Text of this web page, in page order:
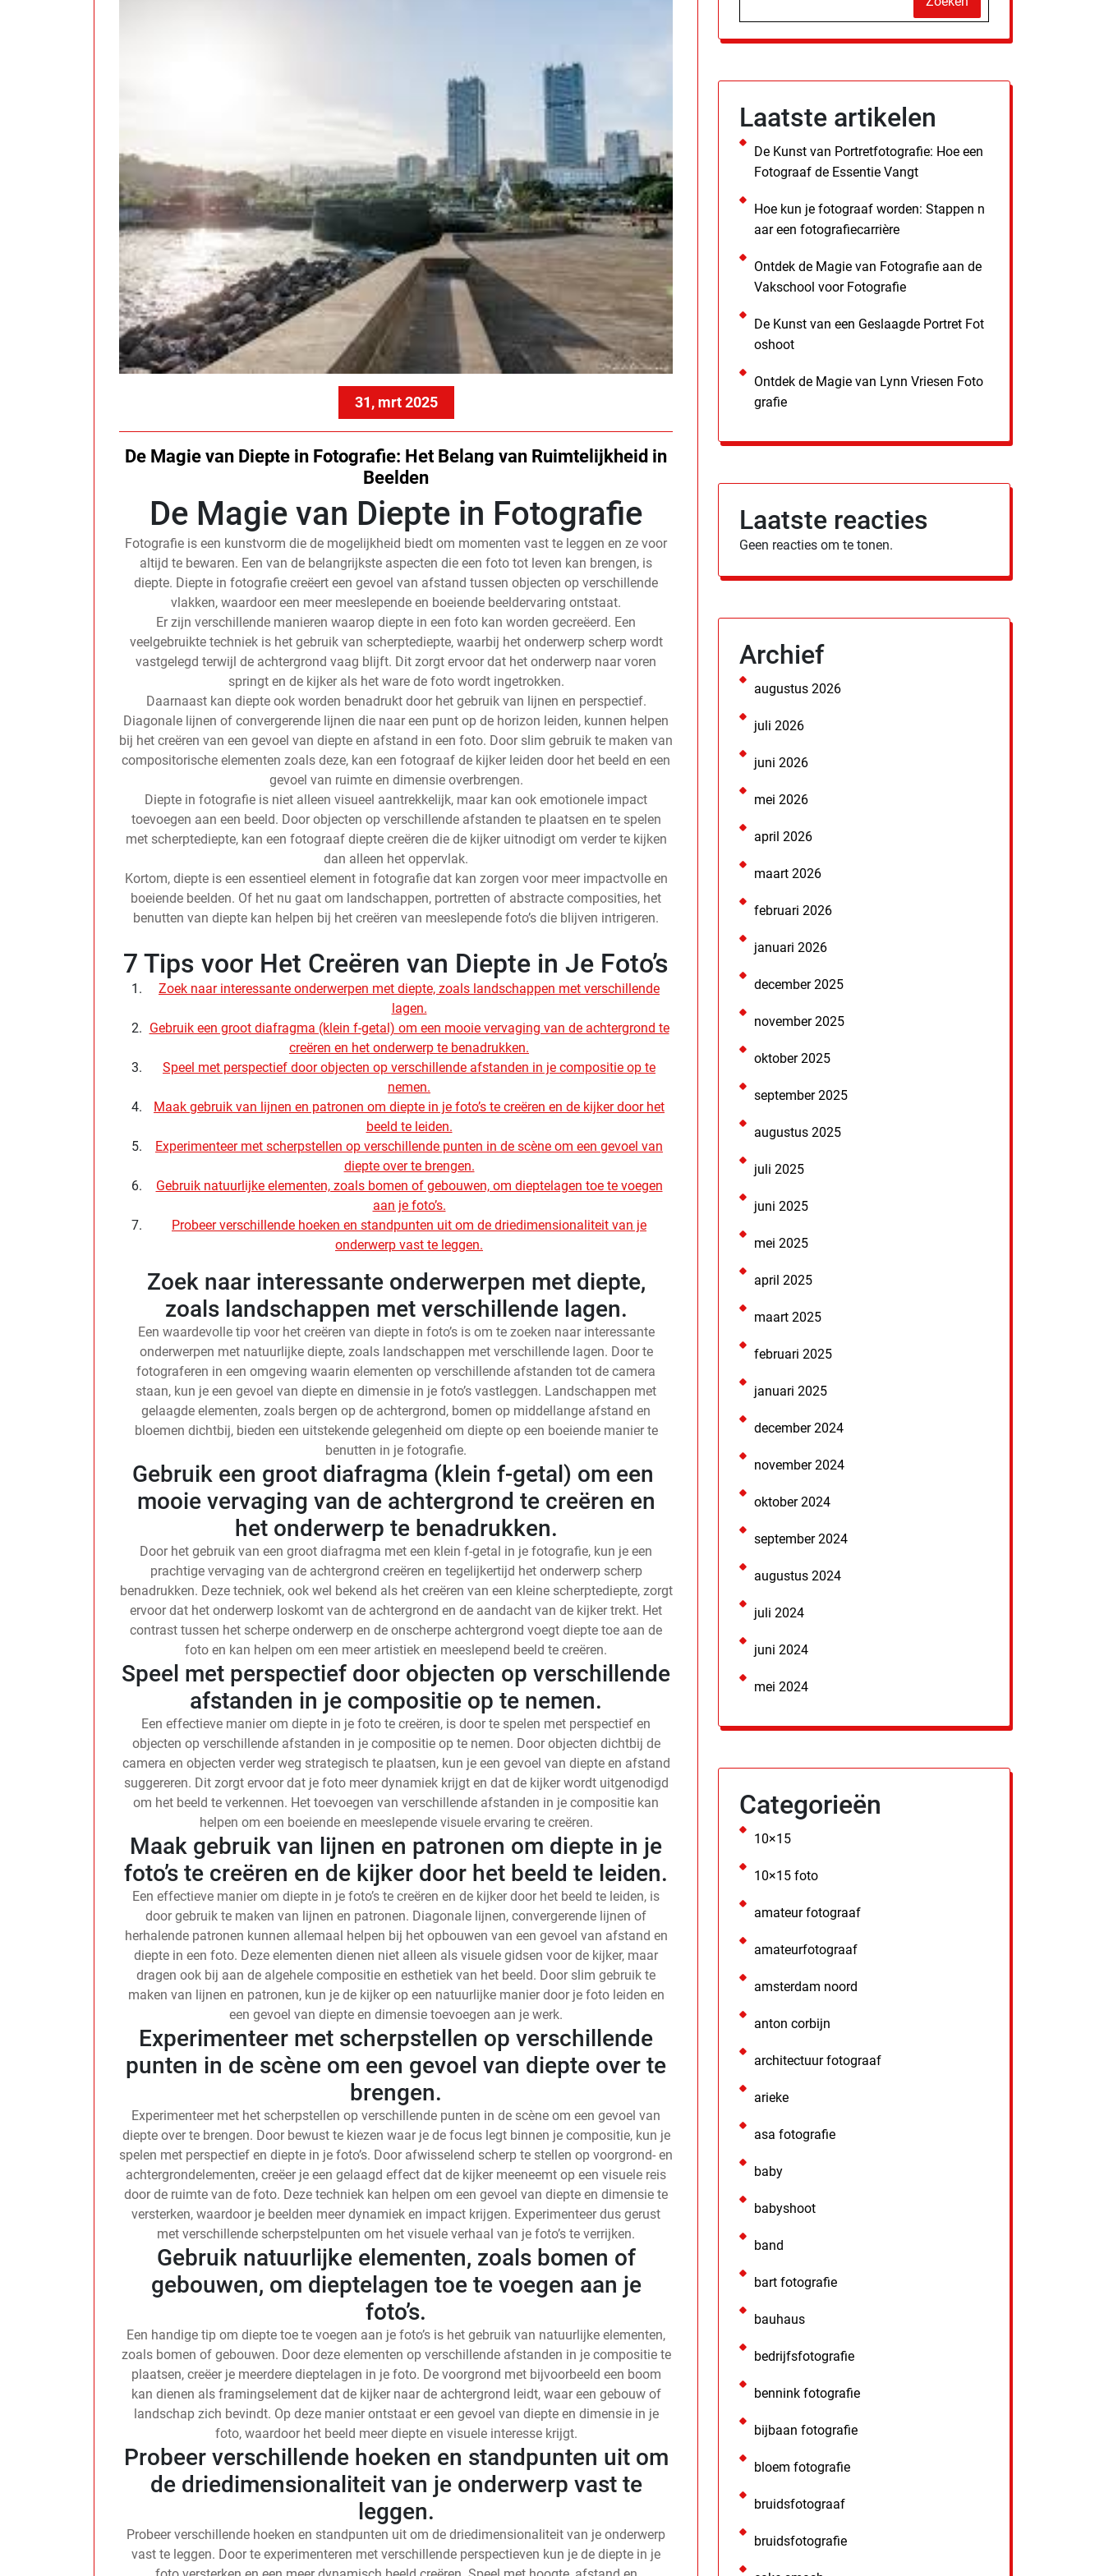
31, mrt 2025
De Magie van Diepte in Fotografie: Het Belang van Ruimtelijkheid in
Beelden
De Magie van Diepte in Fotografie
Fotografie is een kunstvorm die de mogelijkheid biedt om momenten vast te leggen en ze voor
altijd te bewaren. Een van de belangrijkste aspecten die een foto tot leven kan brengen, is
diepte. Diepte in fotografie creëert een gevoel van afstand tussen objecten op verschillende
vlakken, waardoor een meer meeslepende en boeiende beeldervaring ontstaat.
Er zijn verschillende manieren waarop diepte in een foto kan worden gecreëerd. Een
veelgebruikte techniek is het gebruik van scherptediepte, waarbij het onderwerp scherp wordt
vastgelegd terwijl de achtergrond vaag blijft. Dit zorgt ervoor dat het onderwerp naar voren
springt en de kijker als het ware de foto wordt ingetrokken.
Daarnaast kan diepte ook worden benadrukt door het gebruik van lijnen en perspectief.
Diagonale lijnen of convergerende lijnen die naar een punt op de horizon leiden, kunnen helpen
bij het creëren van een gevoel van diepte en afstand in een foto. Door slim gebruik te maken van
compositorische elementen zoals deze, kan een fotograaf de kijker leiden door het beeld en een
gevoel van ruimte en dimensie overbrengen.
Diepte in fotografie is niet alleen visueel aantrekkelijk, maar kan ook emotionele impact
toevoegen aan een beeld. Door objecten op verschillende afstanden te plaatsen en te spelen
met scherptediepte, kan een fotograaf diepte creëren die de kijker uitnodigt om verder te kijken
dan alleen het oppervlak.
Kortom, diepte is een essentieel element in fotografie dat kan zorgen voor meer impactvolle en
boeiende beelden. Of het nu gaat om landschappen, portretten of abstracte composities, het
benutten van diepte kan helpen bij het creëren van meeslepende foto’s die blijven intrigeren.
7 Tips voor Het Creëren van Diepte in Je Foto’s
Zoek naar interessante onderwerpen met diepte, zoals landschappen met verschillende
lagen.
Gebruik een groot diafragma (klein f-getal) om een ​​mooie vervaging van de achtergrond te
creëren en het onderwerp te benadrukken.
Speel met perspectief door objecten op verschillende afstanden in je compositie op te
nemen.
Maak gebruik van lijnen en patronen om diepte in je foto’s te creëren en de kijker door het
beeld te leiden.
Experimenteer met scherpstellen op verschillende punten in de scène om een gevoel van
diepte over te brengen.
Gebruik natuurlijke elementen, zoals bomen of gebouwen, om dieptelagen toe te voegen
aan je foto’s.
Probeer verschillende hoeken en standpunten uit om de driedimensionaliteit van je
onderwerp vast te leggen.
Zoek naar interessante onderwerpen met diepte,
zoals landschappen met verschillende lagen.
Een waardevolle tip voor het creëren van diepte in foto’s is om te zoeken naar interessante
onderwerpen met natuurlijke diepte, zoals landschappen met verschillende lagen. Door te
fotograferen in een omgeving waarin elementen op verschillende afstanden tot de camera
staan, kun je een gevoel van diepte en dimensie in je foto’s vastleggen. Landschappen met
gelaagde elementen, zoals bergen op de achtergrond, bomen op middellange afstand en
bloemen dichtbij, bieden een uitstekende gelegenheid om diepte op een boeiende manier te
benutten in je fotografie.
Gebruik een groot diafragma (klein f-getal) om een ​​
mooie vervaging van de achtergrond te creëren en
het onderwerp te benadrukken.
Door het gebruik van een groot diafragma met een klein f-getal in je fotografie, kun je een
prachtige vervaging van de achtergrond creëren en tegelijkertijd het onderwerp scherp
benadrukken. Deze techniek, ook wel bekend als het creëren van een kleine scherptediepte, zorgt
ervoor dat het onderwerp loskomt van de achtergrond en de aandacht van de kijker trekt. Het
contrast tussen het scherpe onderwerp en de onscherpe achtergrond voegt diepte toe aan de
foto en kan helpen om een meer artistiek en meeslepend beeld te creëren.
Speel met perspectief door objecten op verschillende
afstanden in je compositie op te nemen.
Een effectieve manier om diepte in je foto te creëren, is door te spelen met perspectief en
objecten op verschillende afstanden in je compositie op te nemen. Door objecten dichtbij de
camera en objecten verder weg strategisch te plaatsen, kun je een gevoel van diepte en afstand
suggereren. Dit zorgt ervoor dat je foto meer dynamiek krijgt en dat de kijker wordt uitgenodigd
om het beeld te verkennen. Het toevoegen van verschillende afstanden in je compositie kan
helpen om een boeiende en meeslepende visuele ervaring te creëren.
Maak gebruik van lijnen en patronen om diepte in je
foto’s te creëren en de kijker door het beeld te leiden.
Een effectieve manier om diepte in je foto’s te creëren en de kijker door het beeld te leiden, is
door gebruik te maken van lijnen en patronen. Diagonale lijnen, convergerende lijnen of
herhalende patronen kunnen allemaal helpen bij het opbouwen van een gevoel van afstand en
diepte in een foto. Deze elementen dienen niet alleen als visuele gidsen voor de kijker, maar
dragen ook bij aan de algehele compositie en esthetiek van het beeld. Door slim gebruik te
maken van lijnen en patronen, kun je de kijker op een natuurlijke manier door je foto leiden en
een gevoel van diepte en dimensie toevoegen aan je werk.
Experimenteer met scherpstellen op verschillende
punten in de scène om een gevoel van diepte over te
brengen.
Experimenteer met het scherpstellen op verschillende punten in de scène om een gevoel van
diepte over te brengen. Door bewust te kiezen waar je de focus legt binnen je compositie, kun je
spelen met perspectief en diepte in je foto’s. Door afwisselend scherp te stellen op voorgrond- en
achtergrondelementen, creëer je een gelaagd effect dat de kijker meeneemt op een visuele reis
door de ruimte van de foto. Deze techniek kan helpen om een gevoel van diepte en dimensie te
versterken, waardoor je beelden meer dynamiek en impact krijgen. Experimenteer dus gerust
met verschillende scherpstelpunten om het visuele verhaal van je foto’s te verrijken.
Gebruik natuurlijke elementen, zoals bomen of
gebouwen, om dieptelagen toe te voegen aan je
foto’s.
Een handige tip om diepte toe te voegen aan je foto’s is het gebruik van natuurlijke elementen,
zoals bomen of gebouwen. Door deze elementen op verschillende afstanden in je compositie te
plaatsen, creëer je meerdere dieptelagen in je foto. De voorgrond met bijvoorbeeld een boom
kan dienen als framingselement dat de kijker naar de achtergrond leidt, waar een gebouw of
landschap zich bevindt. Op deze manier ontstaat er een gevoel van diepte en dimensie in je
foto, waardoor het beeld meer diepte en visuele interesse krijgt.
Probeer verschillende hoeken en standpunten uit om
de driedimensionaliteit van je onderwerp vast te
leggen.
Probeer verschillende hoeken en standpunten uit om de driedimensionaliteit van je onderwerp
vast te leggen. Door te experimenteren met verschillende perspectieven kun je de diepte in je
Laatste artikelen
De Kunst van Portretfotografie: Hoe een
Fotograaf de Essentie Vangt
Hoe kun je fotograaf worden: Stappen n
aar een fotografiecarrière
Ontdek de Magie van Fotografie aan de
Vakschool voor Fotografie
De Kunst van een Geslaagde Portret Fot
oshoot
Ontdek de Magie van Lynn Vriesen Foto
grafie
Laatste reacties
Geen reacties om te tonen.
Archief
augustus 2026
juli 2026
juni 2026
mei 2026
april 2026
maart 2026
februari 2026
januari 2026
december 2025
november 2025
oktober 2025
september 2025
augustus 2025
juli 2025
juni 2025
mei 2025
april 2025
maart 2025
februari 2025
januari 2025
december 2024
november 2024
oktober 2024
september 2024
augustus 2024
juli 2024
juni 2024
mei 2024
Categorieën
10×15
10×15 foto
amateur fotograaf
amateurfotograaf
amsterdam noord
anton corbijn
architectuur fotograaf
arieke
asa fotografie
baby
babyshoot
band
bart fotografie
bauhaus
bedrijfsfotografie
bennink fotografie
bijbaan fotografie
bloem fotografie
bruidsfotograaf
bruidsfotografie